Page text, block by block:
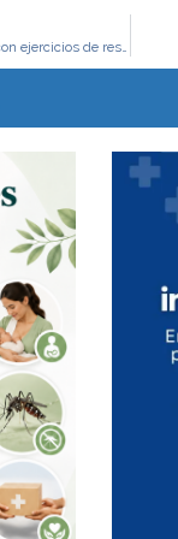
¿Sabias que puedes mejorar la función pulmonar con ejercicios de respiración?